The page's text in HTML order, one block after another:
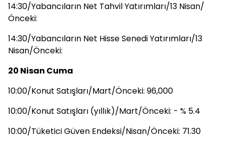
14:30/Yabancıların Net Tahvil Yatırımları/13 Nisan/
Önceki:
14:30/Yabancıların Net Hisse Senedi Yatırımları/13
Nisan/Önceki:
20 Nisan Cuma
10:00/Konut Satışları/Mart/Önceki: 96,000
10:00/Konut Satışları (yıllık)/Mart/Önceki: - % 5.4
10:00/Tüketici Güven Endeksi/Nisan/Önceki: 71.30